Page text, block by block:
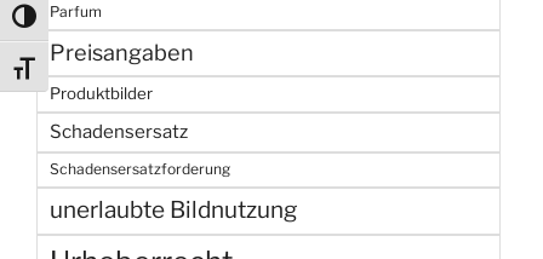
Umschalten auf hohe Kontraste
Schrift vergrößern
Parfum
Preisangaben
Produktbilder
Schadensersatz
Schadensersatzforderung
unerlaubte Bildnutzung